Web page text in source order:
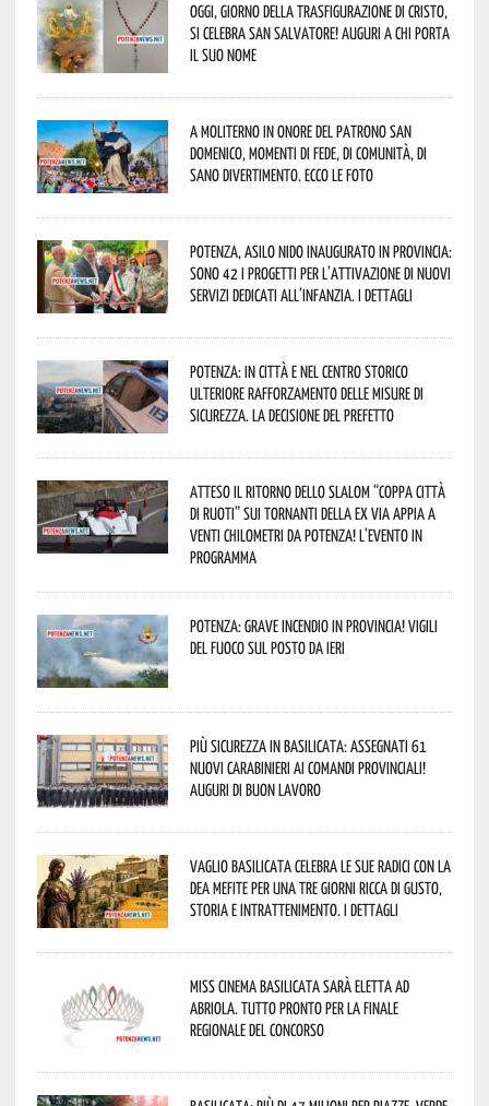
Oggi, giorno della Trasfigurazione di Cristo,
si celebra San Salvatore! Auguri a chi porta
il suo nome
A Moliterno in onore del Patrono San
Domenico, momenti di fede, di comunità, di
sano divertimento. Ecco le foto
Potenza, asilo nido inaugurato in provincia:
sono 42 i progetti per l’attivazione di nuovi
servizi dedicati all’infanzia. I dettagli
Potenza: in città e nel centro storico
ulteriore rafforzamento delle misure di
sicurezza. La decisione del Prefetto
Atteso il ritorno dello slalom “Coppa Città
di Ruoti” sui tornanti della ex via Appia a
venti chilometri da Potenza! L’evento in
programma
Potenza: grave incendio in Provincia! Vigili
del fuoco sul posto da ieri
Più sicurezza in Basilicata: assegnati 61
nuovi Carabinieri ai Comandi provinciali!
Auguri di buon lavoro
Vaglio Basilicata celebra le sue radici con la
Dea Mefite per una tre giorni ricca di gusto,
storia e intrattenimento. I dettagli
Miss Cinema Basilicata sarà eletta ad
Abriola. Tutto pronto per la finale
regionale del concorso